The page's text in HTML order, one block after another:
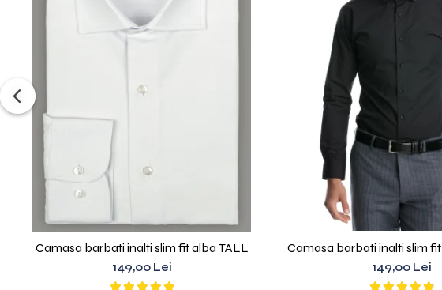
Camasa barbati inalti slim fit alba TALL
149,00 Lei 149,00 Lei